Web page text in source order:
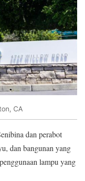
CA
dan perabot
dan bangunan yang
lampu yang